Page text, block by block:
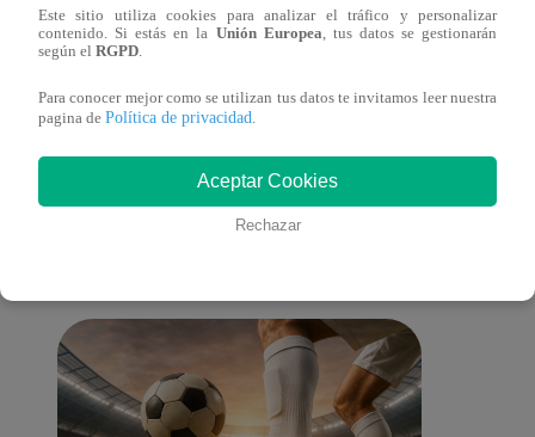
También te puede
interesar
Este sitio utiliza cookies para analizar el tráfico y personalizar
contenido. Si estás en la Unión Europea , tus datos se gestionarán
según el RGPD
Para conocer mejor como se utilizan tus datos te invitamos leer nuestra
pagina de Política de privacidad
Aceptar Cookies
Rechazar